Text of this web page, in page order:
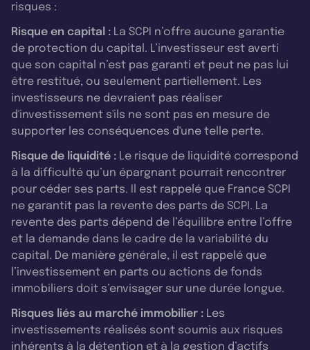
risques :
Risque en capital : La SCPI n’offre aucune garantie
de protection du capital. L’investisseur est averti
que son capital n’est pas garanti et peut ne pas lui
être restitué, ou seulement partiellement. Les
investisseurs ne devraient pas réaliser
d'investissement s'ils ne sont pas en mesure de
supporter les conséquences d'une telle perte.
Risque de liquidité : Le risque de liquidité correspond
à la difficulté qu’un épargnant pourrait rencontrer
pour céder ses parts. Il est rappelé que France SCPI
ne garantit pas la revente des parts de SCPI. La
revente des parts dépend de l’équilibre entre l’offre
et la demande dans le cadre de la variabilité du
capital. De manière générale, il est rappelé que
l’investissement en parts ou actions de fonds
immobiliers doit s’envisager sur une durée longue.
Risques liés au marché immobilier : Les
investissements réalisés sont soumis aux risques
inhérents à la détention et à la gestion d’actifs